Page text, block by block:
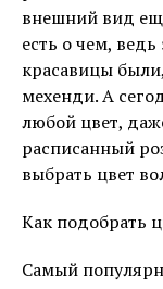
внешний вид
есть о чем,
красавицы
мехенди. А
любой цвет,
расписанный
выбрать цвет
Как подобрать
Самый